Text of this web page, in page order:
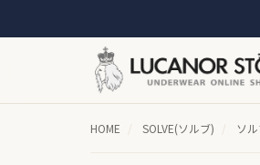
HOME / SOLVE(ソルブ) / ソ